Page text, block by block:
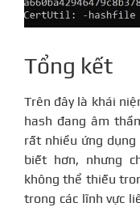
Tổng kết
Trên đây là khái
hash đang âm
rất nhiều ứng dụng
biết hơn, nhưng
không thể thiếu
trong các lĩnh vực